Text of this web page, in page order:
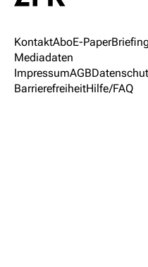
KontaktAboE-Paper
Mediadaten
ImpressumAGB
BarrierefreiheitHilfe/FAQ